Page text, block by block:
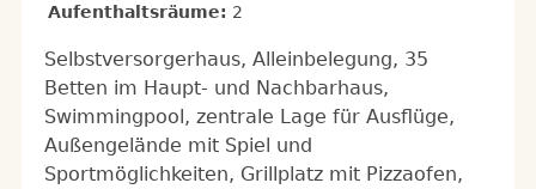
Aufenthaltsräume: 2
Selbstversorgerhaus, Alleinbelegung, 35
Betten im Haupt- und Nachbarhaus,
Swimmingpool, zentrale Lage für Ausflüge,
Außengelände mit Spiel und
Sportmöglichkeiten, Grillplatz mit Pizzaofen,